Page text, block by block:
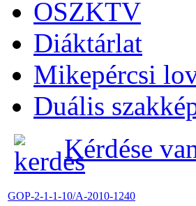
OSZKTV
Diáktárlat
Mikepércsi
Duális
Kérdése
GOP-2-1-1-10/A-2010-1240